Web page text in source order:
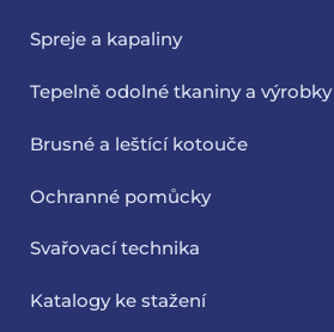
Spreje a kapaliny
Tepelně odolné tkaniny a výrobky
Brusné a leštící kotouče
Ochranné pomůcky
Svařovací technika
Katalogy ke stažení